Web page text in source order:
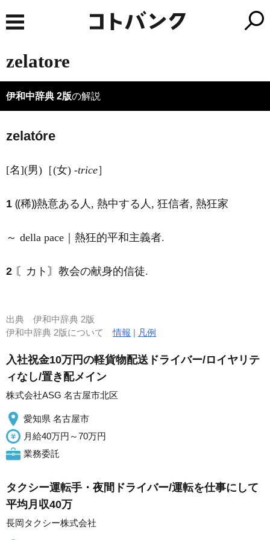
zelatore
伊和中辞典 2版の解説
zelatóre
[名](男)［(女) -trice］
1 ⸨稀⸩熱意ある人, 熱中する人, 狂信者, 熱狂家
～ della pace｜熱狂的平和主義者.
2 〘カト〙教会の献身的信徒.
出典 伊和中辞典 2版
伊和中辞典 2版について情報 | 凡例
入社祝金10万円の軽貨物配送ドライバー/ロイヤリテ
ィなし/置き配メイン
株式会社ASG 名古屋市北区
愛知県 名古屋市
月給40万円～70万円
業務委託
タクシー運転手・夜間ドライバー/運転を仕事にして
平均月収40万
長岡タクシー株式会社